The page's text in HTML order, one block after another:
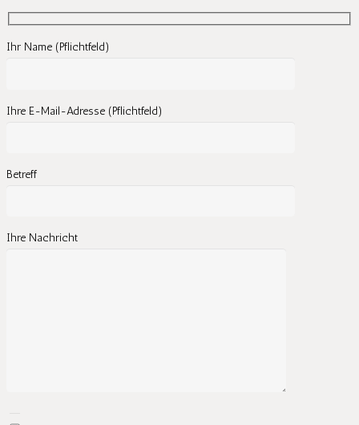
Ihr Name (Pflichtfeld)
Ihre E-Mail-Adresse (Pflichtfeld)
Betreff
Ihre Nachricht